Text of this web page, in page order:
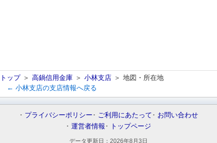
トップ 高鍋信用金庫 小林支店
地図・所在地
← 小林支店の支店情報へ戻る
プライバシーポリシー ご利用にあたって
お問い合わせ
運営者情報
トップページ
データ更新日： 2026年8月3日